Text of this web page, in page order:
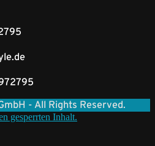
- All Rights Reserved.
gesperrten Inhalt.